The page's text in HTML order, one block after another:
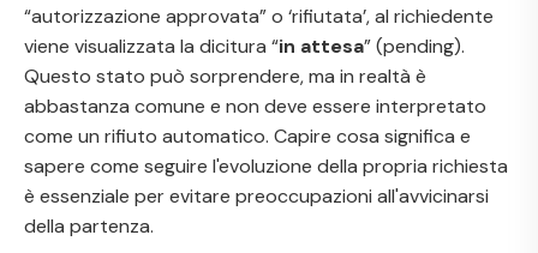
“autorizzazione approvata” o ‘rifiutata’, al richiedente
viene visualizzata la dicitura “in attesa” (pending).
Questo stato può sorprendere, ma in realtà è
abbastanza comune e non deve essere interpretato
come un rifiuto automatico. Capire cosa significa e
sapere come seguire l'evoluzione della propria richiesta
è essenziale per evitare preoccupazioni all'avvicinarsi
della partenza.